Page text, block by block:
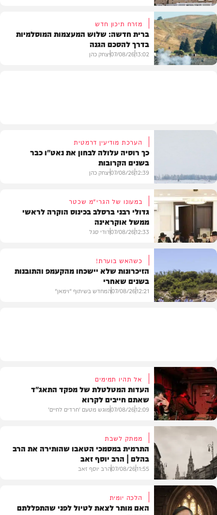
מזג האוויר
מזרח תיכון חדש
ברית חדשה: שלוש המעצמות המוסלמיות
בדרך להסכם הגנה
13:02
07/08/26יצחק כהן
הערכת מודיעין דרמטית
כך רוסיה עלולה לבחון את נאט"ו כבר
בשנים הקרובות
12:39
07/08/26יצחק כהן
חרדים
במעונו של הגרי"מ שכטר
גדולי רבני ברסלב בכינוס הוקרה לראשי
ממשל אוקראינה
12:33
07/08/26דודי סגל
כשהאש בוערת!
הזיכרונות שלא יישכחו מהקעמפ והתובנות
בשנים שאחרי
12:21
07/08/26המחדש בשיתוף "וימאן"
דעות
אל תהיו תמימים
העדות המטלטלת של מפקד התאג"ד
שאתם חייבים לקרוא
12:09
07/08/26מוגש מטעם 'חרדים לחיים'
ממתק לשבת
התרמית במסמכי הטאבו שהותירה את הרב
בהלם | הרב יוסף זאב
11:55
07/08/26הרב יוסף זאב
הלכה יומית
האם מותר לצאת לטיול לפני שהתפללתם